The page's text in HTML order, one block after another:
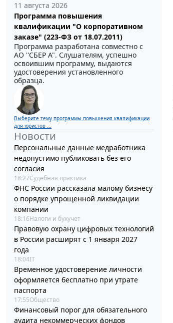
11 августа 2026
Программа повышения
квалификации "О корпоративном
заказе" (223-ФЗ от 18.07.2011)
Программа разработана совместно с
АО ''СБЕР А". Слушателям, успешно
освоившим программу, выдаются
удостоверения установленного
образца.
Выберите тему программы повышения квалификации
для юристов ...
Новости
Персональные данные медработника
недопустимо публиковать без его
согласия
18:27Судебная практика
ФНС России рассказала малому бизнесу
о порядке упрощенной ликвидации
компании
18:16Налоги и бухучет
Правовую охрану цифровых технологий
в России расширят с 1 января 2027
года
18:04IT
Временное удостоверение личности
оформляется бесплатно при утрате
паспорта
17:55Общество
Финансовый порог для обязательного
аудита некоммерческих фондов